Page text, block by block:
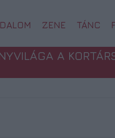
ZENE TÁNC
A